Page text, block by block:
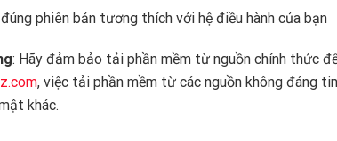
phiên bản tương thích với hệ điều hành của bạn
: Hãy đảm bảo tải phần mềm từ nguồn chính thức
, việc tải phần mềm từ các nguồn không đáng
khác.